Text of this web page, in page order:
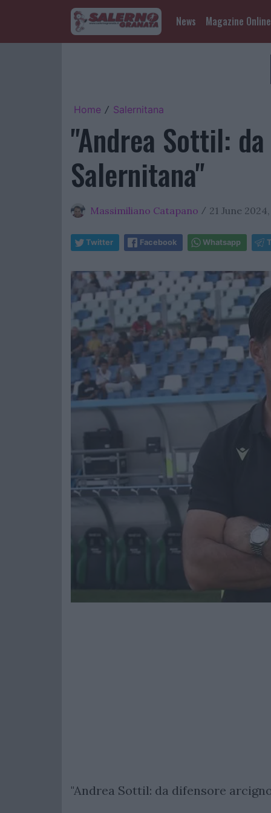
News Magazine Online
Home / Salernitana
"Andrea Sottil:
Salernitana"
Massimiliano Catapano / 21 June
Twitter Facebook Whatsapp
"Andrea Sottil: da difensore